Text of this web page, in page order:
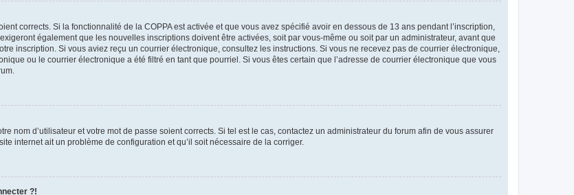
corrects. Si la fonctionnalité de la COPPA est activée et que vous avez spécifié avoir en dessous de 13 ans pendant l’inscription,
également que les nouvelles inscriptions doivent être activées, soit par vous-même ou soit par un administrateur, avant que
inscription. Si vous aviez reçu un courrier électronique, consultez les instructions. Si vous ne recevez pas de courrier électronique,
ou le courrier électronique a été filtré en tant que pourriel. Si vous êtes certain que l’adresse de courrier électronique que vous
nom d’utilisateur et votre mot de passe soient corrects. Si tel est le cas, contactez un administrateur du forum afin de vous assurer
internet ait un problème de configuration et qu’il soit nécessaire de la corriger.
?!